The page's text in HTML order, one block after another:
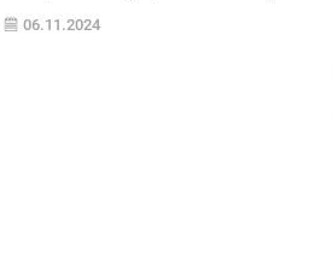
ezberler bozuldukça, statüko delindikçe,
06.11.2024